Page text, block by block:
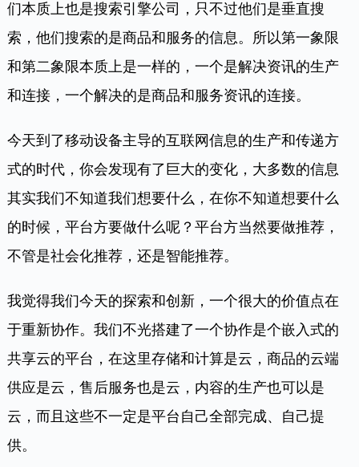
们本质上也是搜索引擎公司，只不过他们是垂直搜
索，他们搜索的是商品和服务的信息。所以第一象限
和第二象限本质上是一样的，一个是解决资讯的生产
和连接，一个解决的是商品和服务资讯的连接。
今天到了移动设备主导的互联网信息的生产和传递方
式的时代，你会发现有了巨大的变化，大多数的信息
其实我们不知道我们想要什么，在你不知道想要什么
的时候，平台方要做什么呢？平台方当然要做推荐，
不管是社会化推荐，还是智能推荐。
我觉得我们今天的探索和创新，一个很大的价值点在
于重新协作。我们不光搭建了一个协作是个嵌入式的
共享云的平台，在这里存储和计算是云，商品的云端
供应是云，售后服务也是云，内容的生产也可以是
云，而且这些不一定是平台自己全部完成、自己提
供。